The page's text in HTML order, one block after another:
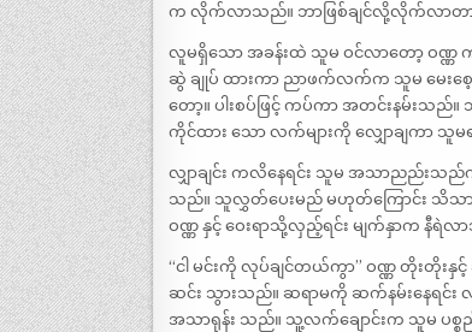
က လိုက်လာသည်။ ဘာဖြစ်ချင်လို့လိုက်လာတ
လူမရှိသော အခန်းထဲ သူမ ဝင်လာတော့ ဝဏ္
ဆွဲ ချုပ် ထားကာ ညာဖက်လက်က သူမ မေးစ
တော့။ ပါးစပ်ဖြင့် ကပ်ကာ အတင်းနမ်းသ
ကိုင်ထား သော လက်များကို လျှောချကာ သူ
လျှာချင်း ကလိနေရင်း သူမ အသာညည်းသည်
သည်။ သူလွှတ်ပေးမည် မဟုတ်ကြောင်း သိသ
ဝဏ္ဏ နှင့် ဝေးရာသို့လှည့်ရင်း မျက်နှာက နီ
“ငါ မင်းကို လုပ်ချင်တယ်ကွာ” ဝဏ္ဏ တိုးတိုး
ဆင်း သွားသည်။ ဆရာမကို ဆက်နမ်းနေရ
အသာရုန်း သည်။ သူ့လက်ချောင်းက သူမ ပ